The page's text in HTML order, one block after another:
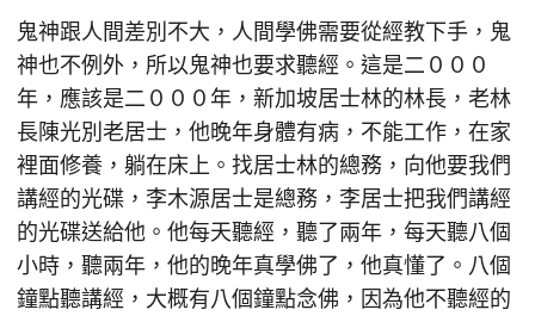
鬼神跟人間差別不大，人間學佛需要從經教下手，鬼
神也不例外，所以鬼神也要求聽經。這是二０００
年，應該是二０００年，新加坡居士林的林長，老林
長陳光別老居士，他晚年身體有病，不能工作，在家
裡面修養，躺在床上。找居士林的總務，向他要我們
講經的光碟，李木源居士是總務，李居士把我們講經
的光碟送給他。他每天聽經，聽了兩年，每天聽八個
小時，聽兩年，他的晚年真學佛了，他真懂了。八個
鐘點聽講經，大概有八個鐘點念佛，因為他不聽經的